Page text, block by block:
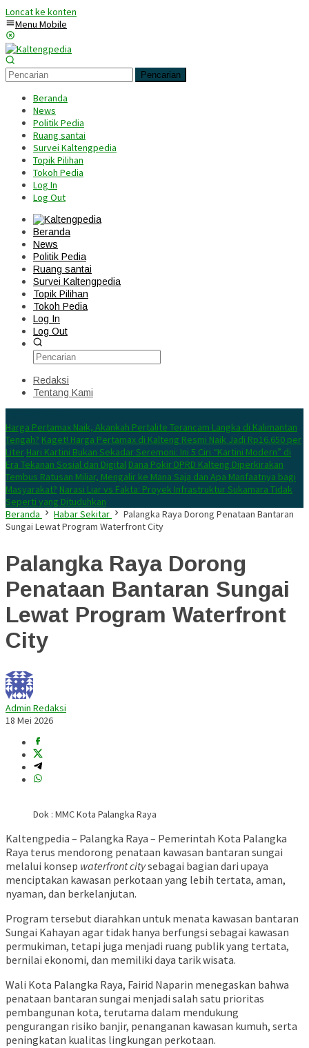
Loncat ke konten
Menu Mobile
Pencarian
Beranda
News
Politik Pedia
Ruang santai
Survei Kaltengpedia
Topik Pilihan
Tokoh Pedia
Log In
Log Out
Beranda
News
Politik Pedia
Ruang santai
Survei Kaltengpedia
Topik Pilihan
Tokoh Pedia
Log In
Log Out
Redaksi
Tentang Kami
Harga Pertamax Naik, Akankah Pertalite Terancam Langka di Kalimantan
Tengah? Kaget! Harga Pertamax di Kalteng Resmi Naik Jadi Rp16.650 per
Liter Hari Kartini Bukan Sekadar Seremoni: Ini 5 Ciri “Kartini Modern” di
Era Tekanan Sosial dan Digital Dana Pokir DPRD Kalteng Diperkirakan
Tembus Ratusan Miliar, Mengalir ke Mana Saja dan Apa Manfaatnya bagi
Masyarakat? Narasi Liar vs Fakta: Proyek Infrastruktur Sukamara Tidak
Seperti yang Dituduhkan
Beranda
Habar Sekitar
Palangka Raya Dorong Penataan Bantaran
Sungai Lewat Program Waterfront City
Palangka Raya Dorong
Penataan Bantaran Sungai
Lewat Program Waterfront
City
Admin Redaksi
18 Mei 2026
Dok : MMC Kota Palangka Raya
Kaltengpedia – Palangka Raya – Pemerintah Kota Palangka
Raya terus mendorong penataan kawasan bantaran sungai
melalui konsep waterfront citysebagai bagian dari upaya
menciptakan kawasan perkotaan yang lebih tertata, aman,
nyaman, dan berkelanjutan.
Program tersebut diarahkan untuk menata kawasan bantaran
Sungai Kahayan agar tidak hanya berfungsi sebagai kawasan
permukiman, tetapi juga menjadi ruang publik yang tertata,
bernilai ekonomi, dan memiliki daya tarik wisata.
Wali Kota Palangka Raya, Fairid Naparin menegaskan bahwa
penataan bantaran sungai menjadi salah satu prioritas
pembangunan kota, terutama dalam mendukung
pengurangan risiko banjir, penanganan kawasan kumuh, serta
peningkatan kualitas lingkungan perkotaan.